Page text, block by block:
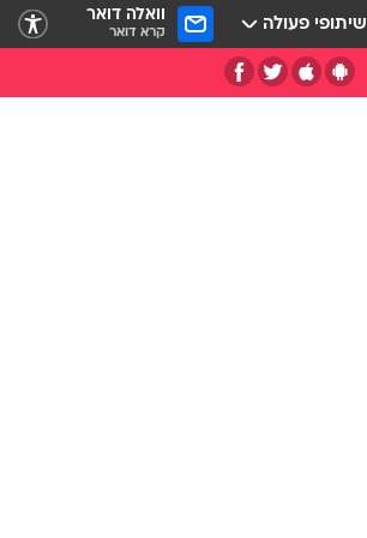
שיתופי פעולה וואלה דואר
קרא דואר